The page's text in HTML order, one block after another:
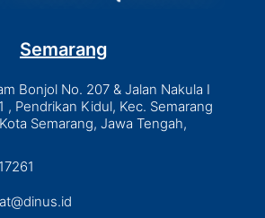
Semarang
Bonjol No. 207 & Jalan Nakula I
, Pendrikan Kidul, Kec. Semarang
Semarang, Jawa Tengah,